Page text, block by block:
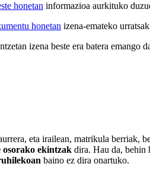
honetan informazioa aurkituko
honetan izena-emateko
izena beste era batera emango
eta irailean, matrikula berriak,
osorako ekintzak dira. Hau da, behin
baino ez dira onartuko.